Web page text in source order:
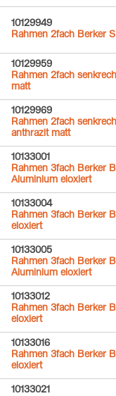
10129949
Rahmen 2fach Berker
10129959
Rahmen 2fach
matt
10129969
Rahmen 2fach
anthrazit matt
10133001
Rahmen 3fach Berker
Aluminium eloxiert
10133004
Rahmen 3fach Berker
eloxiert
10133005
Rahmen 3fach Berker
Aluminium eloxiert
10133012
Rahmen 3fach Berker
eloxiert
10133016
Rahmen 3fach Berker
eloxiert
10133021